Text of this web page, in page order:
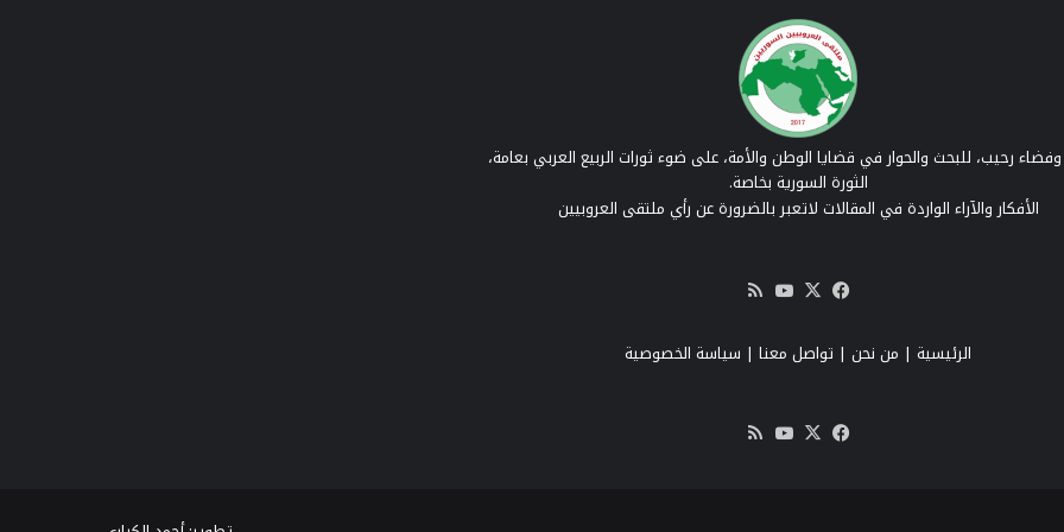
رحيب، للبحث والحوار في قضايا الوطن والأمة، على ضوء ثورات الربيع العربي بعامة،
الثورة السورية بخاصة.
الأفكار والآراء الواردة في المقالات لاتعبر بالضرورة عن رأي ملتقى العروبيين
فيسبوك
‫X
‫YouTube
RSS
الرئيسية | من نحن | تواصل معنا | سياسة الخصوصية
فيسبوك
‫X
‫YouTube